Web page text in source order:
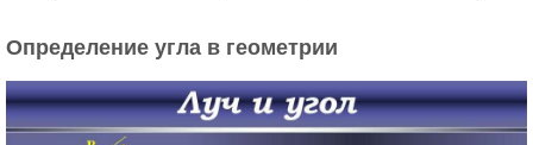
Определение угла в геометрии